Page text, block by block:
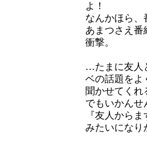
よ！
なんかほら、
あまつさえ番
衝撃。
…たまに友人
ベの話題をよ
聞かせてくれ
でもいかんせ
『友人から
みたいになり